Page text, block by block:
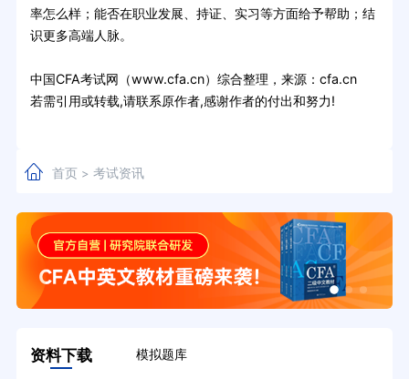
率怎么样；能否在职业发展、持证、实习等方面给予帮助；结
识更多高端人脉。
中国CFA考试网（www.cfa.cn）综合整理，来源：cfa.cn
若需引用或转载,请联系原作者,感谢作者的付出和努力!
首页> 考试资讯
资料下载 模拟题库